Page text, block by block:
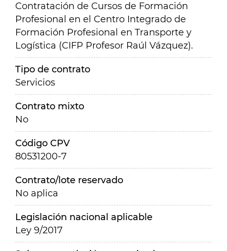
Contratación de Cursos de Formación
Profesional en el Centro Integrado de
Formación Profesional en Transporte y
Logística (CIFP Profesor Raúl Vázquez).
Tipo de contrato
Servicios
Contrato mixto
No
Código CPV
80531200-7
Contrato/lote reservado
No aplica
Legislación nacional aplicable
Ley 9/2017